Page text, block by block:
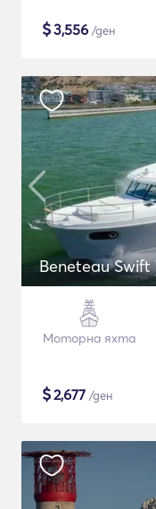
$3,556 /ден
Beneteau Swift
Моторна яхта
$2,677 /ден